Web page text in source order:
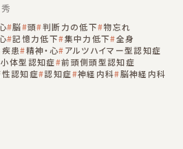
脳 頭 判断力の低下 物忘れ
記憶力低下 集中力低下 全身
患 精神・心 アルツハイマー型認知症
体型認知症 前頭側頭型認知症
認知症 認知症 神経内科 脳神経内科